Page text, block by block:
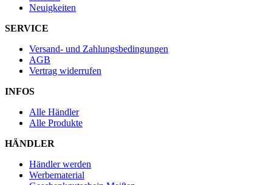
Neuigkeiten
SERVICE
Versand- und Zahlungsbedingungen
AGB
Vertrag widerrufen
INFOS
Alle Händler
Alle Produkte
HÄNDLER
Händler werden
Werbematerial